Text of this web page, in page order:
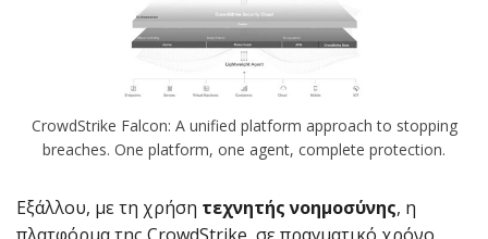
CrowdStrike Falcon: A unified platform approach to stopping
breaches. One platform, one agent, complete protection.
Εξάλλου, με τη χρήση τεχνητής νοημοσύνης, η